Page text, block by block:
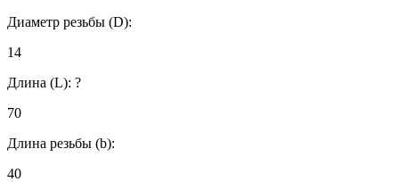
Диаметр резьбы (D):
14
Длина (L): ?
70
Длина резьбы (b):
40